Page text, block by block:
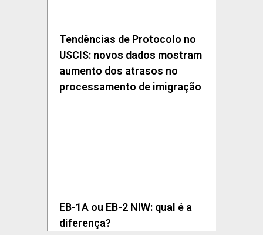
Tendências de Protocolo no
USCIS: novos dados mostram
aumento dos atrasos no
processamento de imigração
EB-1A ou EB-2 NIW: qual é a
diferença?